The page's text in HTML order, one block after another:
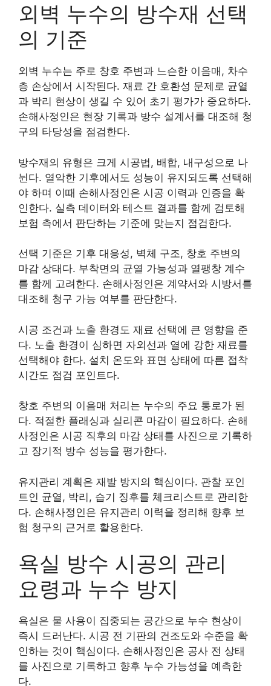
외벽 누수의 방수재 선택
의 기준
외벽 누수는 주로 창호 주변과 느슨한 이음매, 차수
층 손상에서 시작된다. 재료 간 호환성 문제로 균열
과 박리 현상이 생길 수 있어 초기 평가가 중요하다.
손해사정인은 현장 기록과 방수 설계서를 대조해 청
구의 타당성을 점검한다.
방수재의 유형은 크게 시공법, 배합, 내구성으로 나
뉜다. 열악한 기후에서도 성능이 유지되도록 선택해
야 하며 이때 손해사정인은 시공 이력과 인증을 확
인한다. 실측 데이터와 테스트 결과를 함께 검토해
보험 측에서 판단하는 기준에 맞는지 점검한다.
선택 기준은 기후 대응성, 벽체 구조, 창호 주변의
마감 상태다. 부착면의 균열 가능성과 열팽창 계수
를 함께 고려한다. 손해사정인은 계약서와 시방서를
대조해 청구 가능 여부를 판단한다.
시공 조건과 노출 환경도 재료 선택에 큰 영향을 준
다. 노출 환경이 심하면 자외선과 열에 강한 재료를
선택해야 한다. 설치 온도와 표면 상태에 따른 접착
시간도 점검 포인트다.
창호 주변의 이음매 처리는 누수의 주요 통로가 된
다. 적절한 플래싱과 실리콘 마감이 필요하다. 손해
사정인은 시공 직후의 마감 상태를 사진으로 기록하
고 장기적 방수 성능을 평가한다.
유지관리 계획은 재발 방지의 핵심이다. 관찰 포인
트인 균열, 박리, 습기 징후를 체크리스트로 관리한
다. 손해사정인은 유지관리 이력을 정리해 향후 보
험 청구의 근거로 활용한다.
욕실 방수 시공의 관리
요령과 누수 방지
욕실은 물 사용이 집중되는 공간으로 누수 현상이
즉시 드러난다. 시공 전 기판의 건조도와 수준을 확
인하는 것이 핵심이다. 손해사정인은 공사 전 상태
를 사진으로 기록하고 향후 누수 가능성을 예측한
다.